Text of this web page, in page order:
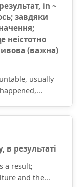
in ~
завдяки
неістотно
(важна)
usually
в результаті
a result;
and the...